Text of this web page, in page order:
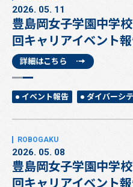
2026. 05. 11
豊島岡女子学園中学
回キャリアイベント
詳細はこちら
イベント報告 ダイバーシ
2026. 05. 08
豊島岡女子学園中学
回キャリアイベント